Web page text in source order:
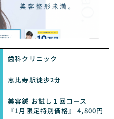
歯科クリニック
恵比寿駅徒歩2分
美容鍼 お試し１回コース
『1月限定特別価格』 4,800円